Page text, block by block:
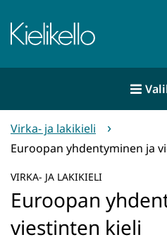
sisältöön
Etusivu
Virka- ja lakikieli
Euroopan yhdentyminen ja
VIRKA- JA LAKIKIELI
Euroopan
viestinten kieli